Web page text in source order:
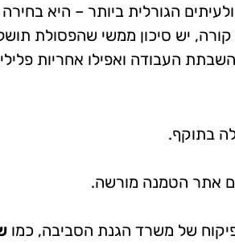
הגורלית ביותר – היא
יש סיכון ממשי שהפסולת
העבודה ואפילו אחריות
בתוקף.
אתר הטמנה מורשה.
של משרד הגנת הסביבה, כמו